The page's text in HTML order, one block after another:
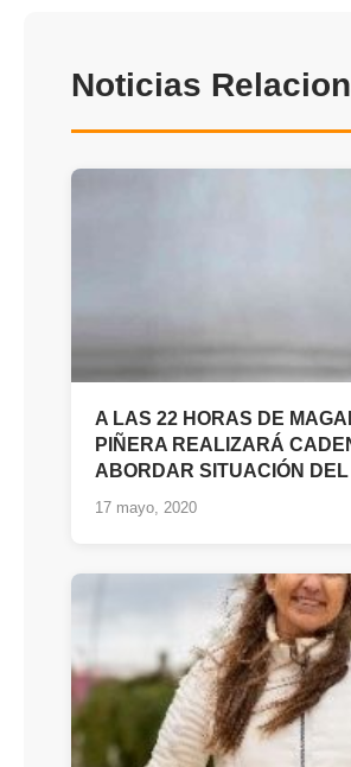
Noticias
A LAS 22 HORAS DE
PIÑERA REALIZARÁ
ABORDAR SITUACIÓN
17 mayo, 2020